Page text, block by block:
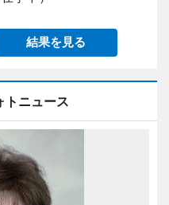
結果を見る
トニュース